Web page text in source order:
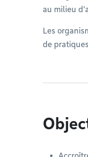
au milieu
Les
de